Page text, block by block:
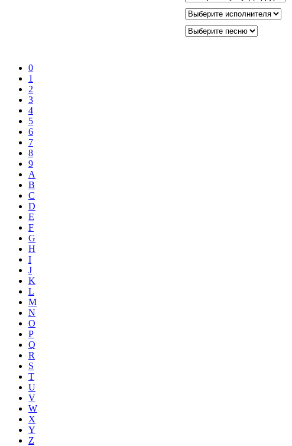
0
1
2
3
4
5
6
7
8
9
A
B
C
D
E
F
G
H
I
J
K
L
M
N
O
P
Q
R
S
T
U
V
W
X
Y
Z